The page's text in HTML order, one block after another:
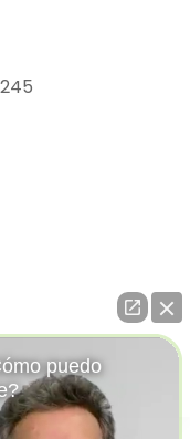
puedo